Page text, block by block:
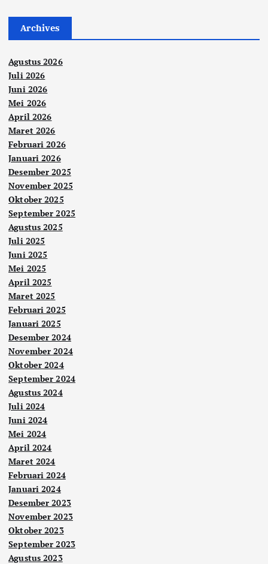
Archives
Agustus 2026
Juli 2026
Juni 2026
Mei 2026
April 2026
Maret 2026
Februari 2026
Januari 2026
Desember 2025
November 2025
Oktober 2025
September 2025
Agustus 2025
Juli 2025
Juni 2025
Mei 2025
April 2025
Maret 2025
Februari 2025
Januari 2025
Desember 2024
November 2024
Oktober 2024
September 2024
Agustus 2024
Juli 2024
Juni 2024
Mei 2024
April 2024
Maret 2024
Februari 2024
Januari 2024
Desember 2023
November 2023
Oktober 2023
September 2023
Agustus 2023